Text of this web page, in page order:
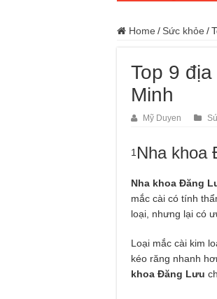
Home / Sức khỏe /
Top 9
Minh
Mỹ Duyen
1 Nha khoa
Nha khoa Đăng
mắc cài có tính
loại, nhưng lại có
Loại mắc cài kim
kéo răng nhanh
khoa Đăng Lưu